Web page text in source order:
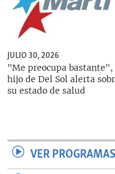
JULIO 30, 2026
"Me preocupa bastante",
hijo de Del Sol alerta
su estado de salud
VER